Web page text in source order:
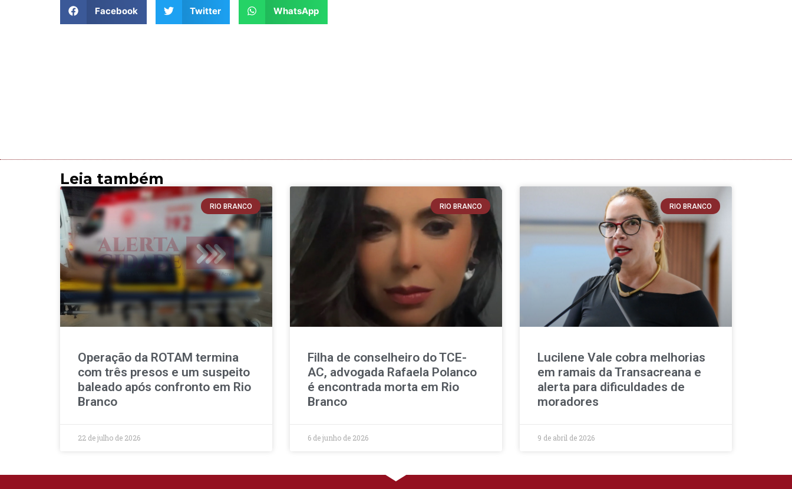
Facebook
Twitter WhatsApp
Leia também
RIO BRANCO
Operação da ROTAM termina
com três presos e um suspeito
baleado após confronto em Rio
Branco
22 de julho de 2026
RIO BRANCO
Filha de conselheiro do TCE-
AC, advogada Rafaela Polanco
é encontrada morta em Rio
Branco
6 de junho de 2026
RIO BRANCO
Lucilene Vale cobra melhorias
em ramais da Transacreana e
alerta para dificuldades de
moradores
9 de abril de 2026